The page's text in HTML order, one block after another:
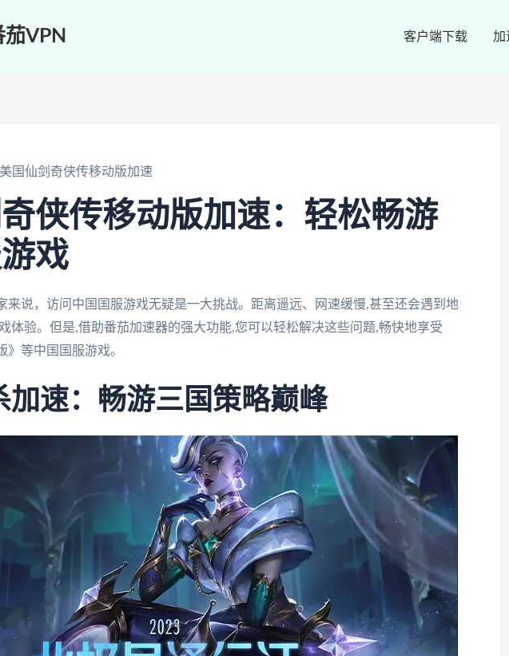
茄VPN 客户端下载 加
美国仙剑奇侠传移动版加速
侠传移动版加速：轻松畅游
戏
来说，访问中国国服游戏无疑是一大挑战。距离遥远、网速缓慢,甚至还会遇到地
体验。但是,借助番茄加速器的强大功能,您可以轻松解决这些问题,畅快地享受
》等中国国服游戏。
加速：畅游三国策略巅峰